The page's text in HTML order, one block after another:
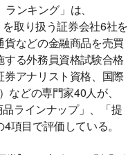
ンキング」は、
取り扱う証券会社6社を
などの金融商品を売買
る外務員資格試験合格
アナリスト資格、国際
どの専門家40人が、
ラインナップ」、「提
項目で評価している。